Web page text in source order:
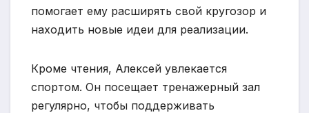
помогает ему расширять свой кругозор и
находить новые идеи для реализации.
Кроме чтения, Алексей увлекается
спортом. Он посещает тренажерный зал
регулярно, чтобы поддерживать